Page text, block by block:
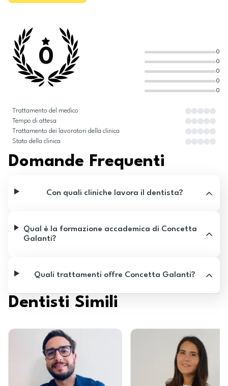
0
0
0
0
0
0
Trattamento del medico
Tempo di attesa
Trattamento dei lavoratori della clinica
Stato della clinica
Domande Frequenti
Con quali cliniche lavora il dentista?
Qual è la formazione accademica di Concetta
Galanti?
Quali trattamenti offre Concetta Galanti?
Dentisti Simili